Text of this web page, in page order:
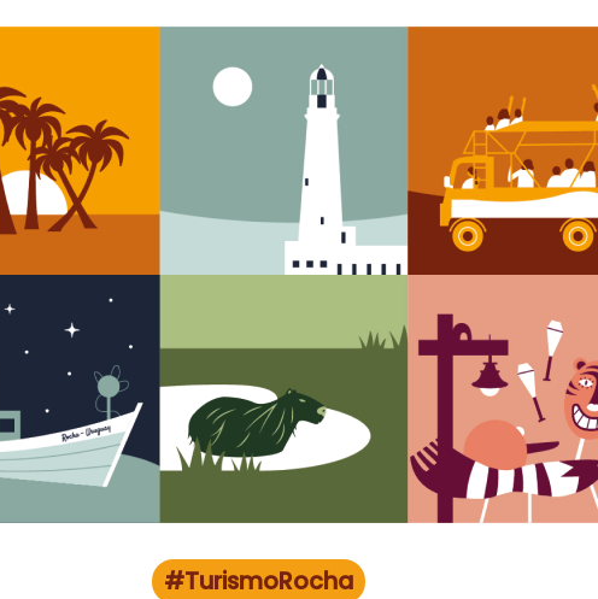
#TurismoRocha